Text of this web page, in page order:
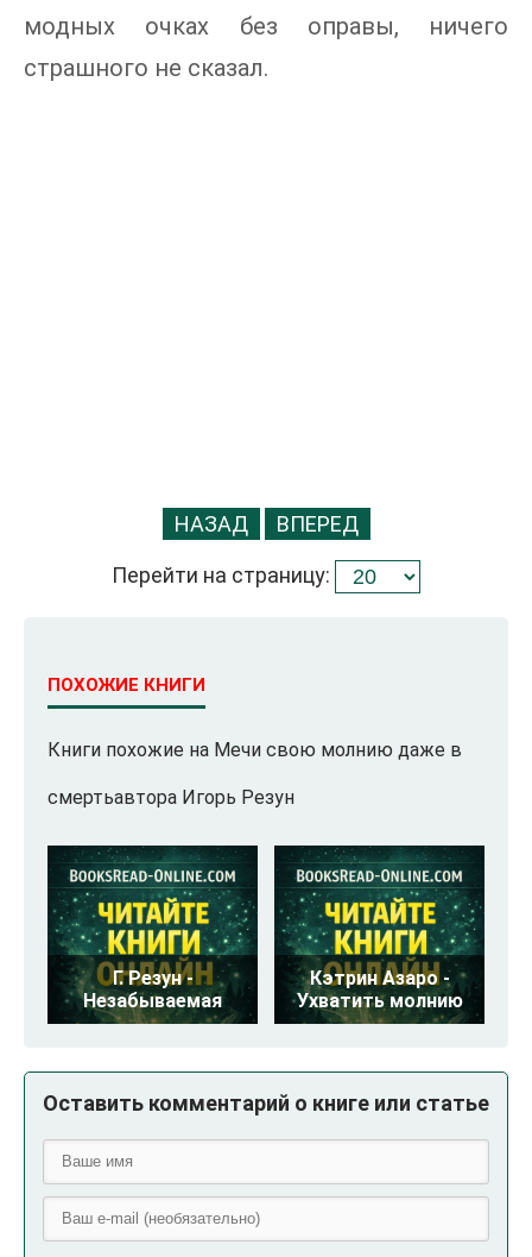
модных очках без оправы, ничего
страшного не сказал.
НАЗАД ВПЕРЕД
Перейти на страницу:
ПОХОЖИЕ КНИГИ
Книги похожие на Мечи свою молнию даже в
смертьавтора Игорь Резун
Г. Резун -
Незабываемая
Кэтрин Азаро -
Ухватить молнию
Оставить комментарий о книге или статье